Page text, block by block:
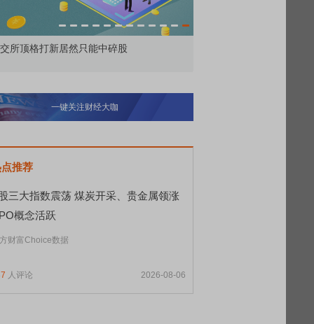
所顶格打新居然只能中碎股
一键关注财经大咖
推荐
三大指数震荡 煤炭开采、贵金属领涨
概念活跃
财富Choice数据
人评论 2026-08-06